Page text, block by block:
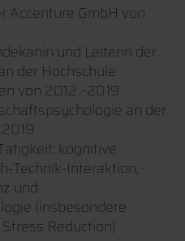
Accenture GmbH von
und Leiterin der
der Hochschule
von 2012 –2019
an der
kognitive
Technik-Interaktion,
und
(insbesondere
Reduction)